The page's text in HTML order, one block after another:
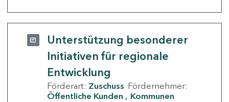
Unterstützung besonderer
Initiativen für regionale
Entwicklung
Förderart: Zuschuss Fördernehmer:
Öffentliche Kunden
Kommunen